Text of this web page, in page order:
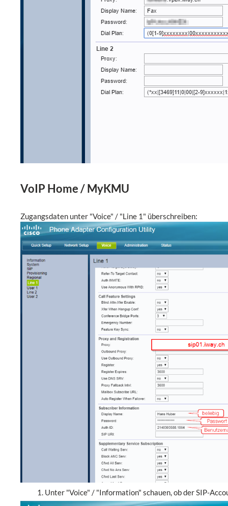
VoIP Home / MyKMU
Zugangsdaten unter "Voice" / "Line 1" überschreiben:
Unter "Voice" / "Information" schauen, ob der SIP-